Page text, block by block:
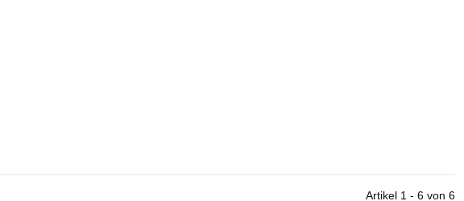
Artikel 1 - 6 von 6